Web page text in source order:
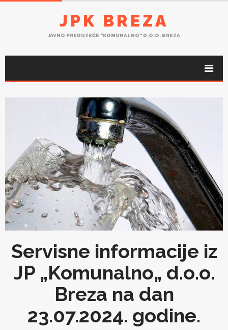
JPK BREZA
JAVNO PREDUZEĆE "KOMUNALNO" D.O.O. BREZA
Servisne informacije iz
JP „Komunalno„ d.o.o.
Breza na dan
23.07.2024. godine.